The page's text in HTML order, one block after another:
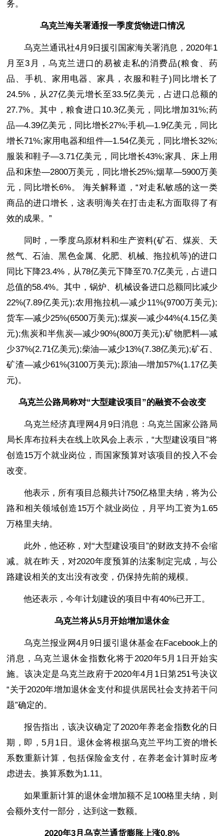
务。
乌克兰海关署通报一季度货物进口情况
乌克兰通讯社4月9日援引国家海关署消息，2020年1
月至3月，乌克兰进口的易被走私的消费品(粮食、药
品、手机、家用电器、家具，衣服和鞋子)同比增长了
24.5%，从27亿美元增长至33.5亿美元，占进口总额的
27.7%。其中，粮食进口10.3亿美元，同比增加31%;药
品—4.39亿美元，同比增长27%;手机—1.9亿美元，同比
增长71%;家用电器和组件—1.54亿美元，同比增长32%;
服装和鞋子—3.71亿美元，同比增长43%;家具、床上用
品和床垫—2800万美元，同比增长25%;烟草—5900万美
元，同比增长6%。 海关解释道，“对走私敏感的这一类
商品的进口增长，这表明海关在打击走私方面取得了有
效的成果。”
同时，一季度乌原材料和生产资料(矿石、煤炭、天
然气、石油、黑色金属、化肥、机械、拖拉机等)的进口
同比下降23.4%，从78亿美元下降至70.7亿美元，占进口
总值的58.4%。其中，锅炉、机械设备进口总额同比减少
22%(7.89亿美元);农用拖拉机—减少11%(9700万美元);
货车—减少25%(6500万美元);煤炭—减少44%(4.15亿美
元);焦炭和半焦炭—减少90%(800万美元);矿物肥料—减
少37%(2.71亿美元);柴油—减少13%(7.38亿美元);矿石、
矿渣—减少61%(3100万美元);原油—增加57%(1.17亿美
元)。
乌克兰公路局称对“大型建设项目”的融资不会改变
乌克兰经济真理网4月9日消息：乌克兰国家公路局
局长库布拉科夫在线上吹风会上表示，“大型建设项目”将
创造15万个就业岗位，而国家预算对该项目的投入不会
改变。
他表示，所有项目总额共计750亿格里夫纳，将为公
路和相关领域创造15万个就业岗位，月平均工资为1.65
万格里夫纳。
此外，他还称，对“大型建设项目”的财政支持不会缩
减。就在昨天，对2020年度预算的法案制定完成，与公
路建设相关的支出没有改变，仍保持先前的规模。
他还表示，今年计划建设的项目中有40%已开工。
乌克兰将从5月开始增加退休金
乌克兰报业网4月9日援引退休基金在Facebook上的
消息，乌克兰退休金指数化将于2020年5月1日开始实
施。该决定是乌克兰政府于2020年4月1日第251号决议
“关于2020年增加退休金支付和提供居民社会支持若干问
题”确定的。
报告指出，该决议确定了2020年养老金指数化的日
期，即，5月1日。退休金将根据乌克兰平均工资的增长
系数重新计算，包括保险金支付，在养老金计算时应考
虑进去。换算系数为1.11。
如果重新计算的退休金增加额不足100格里夫纳，则
会额外支付一部分，达到这一数额。
2020年3月乌克兰通货膨胀上涨0.8%